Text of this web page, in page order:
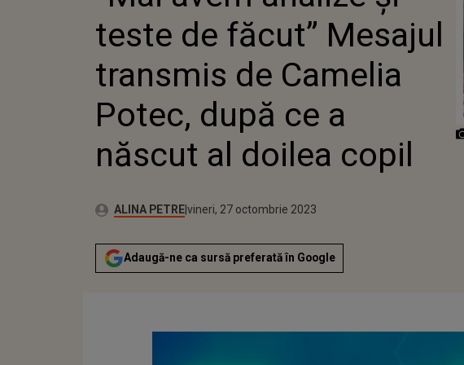
DE CAMELIA POTEC,
DUPĂ CE A NĂSCUT AL
DOILEA COPIL
teste de făcut” Mesajul
transmis de Camelia
Potec, după ce a
născut al doilea copil
Autor:ALINA PETREPublicat:
vineri, 27 octombrie 2023
Adaugă-ne ca sursă preferată în Google